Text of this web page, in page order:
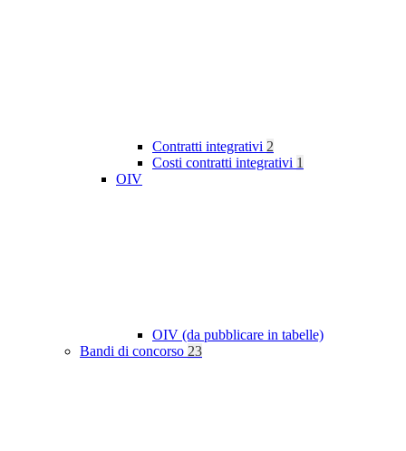
Contratti integrativi 2
Costi contratti integrativi 1
OIV
OIV (da pubblicare in tabelle)
Bandi di concorso 23